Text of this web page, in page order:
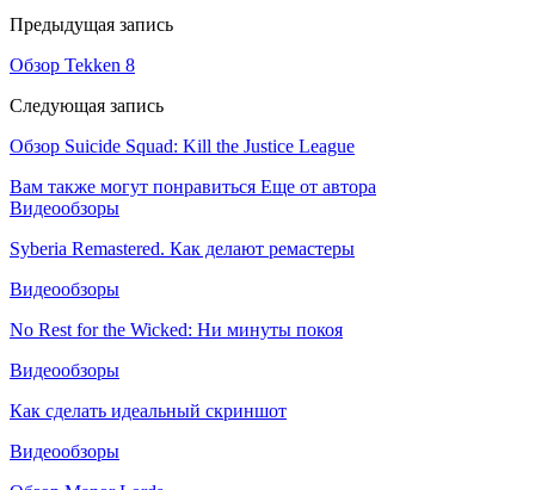
Предыдущая запись
Обзор Tekken 8
Следующая запись
Обзор Suicide Squad: Kill the Justice League
Вам также могут понравиться Еще от автора
Видеообзоры
Syberia Remastered. Как делают ремастеры
Видеообзоры
No Rest for the Wicked: Ни минуты покоя
Видеообзоры
Как сделать идеальный скриншот
Видеообзоры